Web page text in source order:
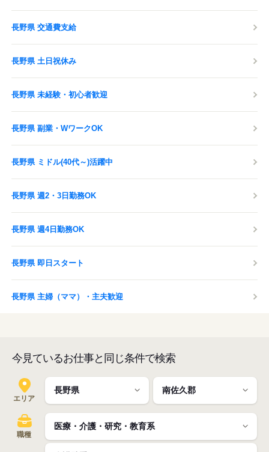
長野県 交通費支給
長野県 土日祝休み
長野県 未経験・初心者歓迎
長野県 副業・WワークOK
長野県 ミドル(40代～)活躍中
長野県 週2・3日勤務OK
長野県 週4日勤務OK
長野県 即日スタート
長野県 主婦（ママ）・主夫歓迎
今見ているお仕事と同じ条件で検索
エリア
職種